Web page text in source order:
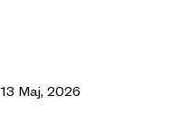
13 Maj, 2026